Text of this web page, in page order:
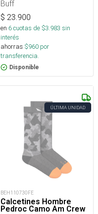
Buff
$ 23.900
en 6cuotas de $3.983 sin
interés
ahorras $960 por
transferencia.
Disponible
ÚLTIMA UNIDAD
BEH110730FE
Calcetines Hombre
Pedroc Camo Am Crew